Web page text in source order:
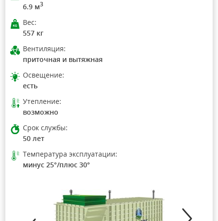
6.9 м3
Вес:
557 кг
Вентиляция:
приточная и вытяжная
Освещение:
есть
Утепление:
возможно
Срок службы:
50 лет
Температура эксплуатации:
минус 25°/плюс 30°